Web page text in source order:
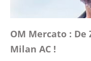
OM Mercato :
Milan AC !